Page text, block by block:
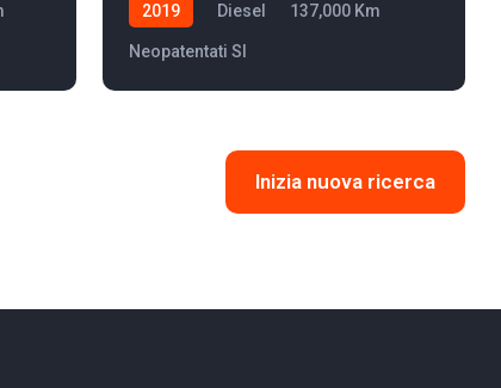
2019 Diesel 137,000 Km
Neopatentati SI
Inizia nuova ricerca